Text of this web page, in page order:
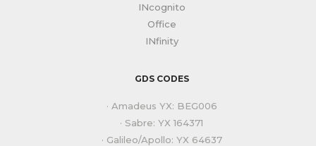
INcognito
Office
INfinity
GDS CODES
· Amadeus YX: BEG006
· Sabre: YX 164371
· Galileo/Apollo: YX 64637